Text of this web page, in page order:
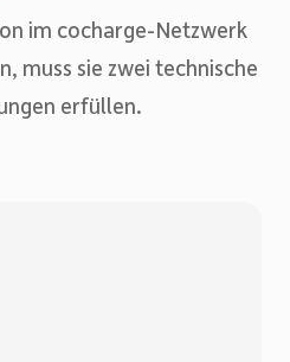
im cocharge-Netzwerk
muss sie zwei technische
erfüllen.